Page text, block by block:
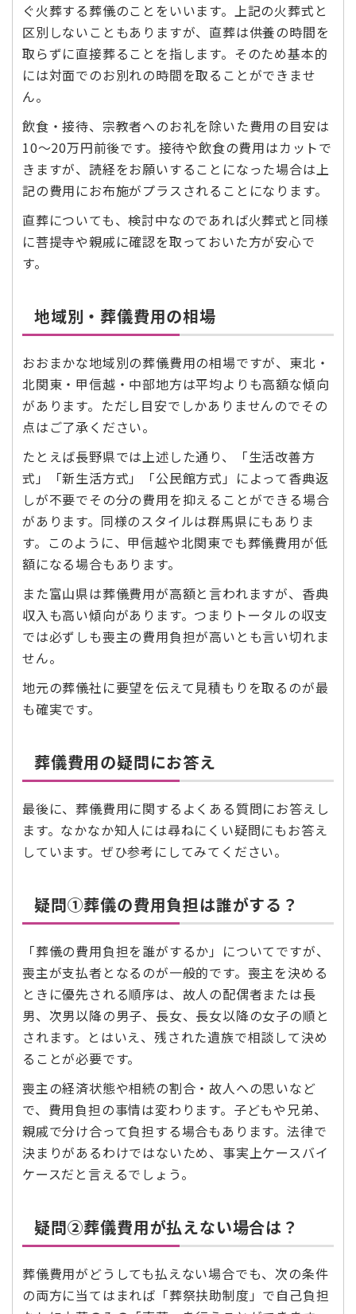
ぐ火葬する葬儀のことをいいます。上記の火葬式と
区別しないこともありますが、直葬は供養の時間を
取らずに直接葬ることを指します。そのため基本的
には対面でのお別れの時間を取ることができませ
ん。
飲食・接待、宗教者へのお礼を除いた費用の目安は
10～20万円前後です。接待や飲食の費用はカットで
きますが、読経をお願いすることになった場合は上
記の費用にお布施がプラスされることになります。
直葬についても、検討中なのであれば火葬式と同様
に菩提寺や親戚に確認を取っておいた方が安心で
す。
地域別・葬儀費用の相場
おおまかな地域別の葬儀費用の相場ですが、東北・
北関東・甲信越・中部地方は平均よりも高額な傾向
があります。ただし目安でしかありませんのでその
点はご了承ください。
たとえば長野県では上述した通り、「生活改善方
式」「新生活方式」「公民館方式」によって香典返
しが不要でその分の費用を抑えることができる場合
があります。同様のスタイルは群馬県にもありま
す。このように、甲信越や北関東でも葬儀費用が低
額になる場合もあります。
また富山県は葬儀費用が高額と言われますが、香典
収入も高い傾向があります。つまりトータルの収支
では必ずしも喪主の費用負担が高いとも言い切れま
せん。
地元の葬儀社に要望を伝えて見積もりを取るのが最
も確実です。
葬儀費用の疑問にお答え
最後に、葬儀費用に関するよくある質問にお答えし
ます。なかなか知人には尋ねにくい疑問にもお答え
しています。ぜひ参考にしてみてください。
疑問➀葬儀の費用負担は誰がする？
「葬儀の費用負担を誰がするか」についてですが、
喪主が支払者となるのが一般的です。喪主を決める
ときに優先される順序は、故人の配偶者または長
男、次男以降の男子、長女、長女以降の女子の順と
されます。とはいえ、残された遺族で相談して決め
ることが必要です。
喪主の経済状態や相続の割合・故人への思いなど
で、費用負担の事情は変わります。子どもや兄弟、
親戚で分け合って負担する場合もあります。法律で
決まりがあるわけではないため、事実上ケースバイ
ケースだと言えるでしょう。
疑問②葬儀費用が払えない場合は？
葬儀費用がどうしても払えない場合でも、次の条件
の両方に当てはまれば「葬祭扶助制度」で自己負担